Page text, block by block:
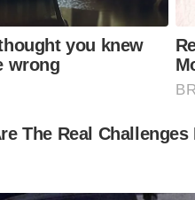
ตย์ ข้อ 9 ต้องทบทวนการข
รแพทย์เท่านั้น เพื่อปิดโอกา
งกัญชาโดยง่ายของเด็กแล
กำหนดอายุขั้นต่ำของผู้ที่สา
รมาธิการเสียงข้าง ไปจนถึ
ตผลของ กรรมาธิการเสียง